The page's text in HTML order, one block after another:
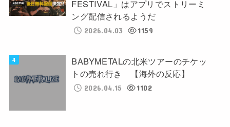
FESTIVAL」はアプリでストリーミ
ング配信されるようだ
2026.04.03 1159
BABYMETALの北米ツアーのチケッ
トの売れ行き 【海外の反応】
2026.04.15 1102